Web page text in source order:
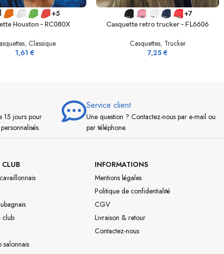
+5
Houston – RC080X
, Classique
1,61€
SELECT OPTIONS +7
Casquette retro trucker – FL6606
Casquettes, Trucker
7,25€
15 jours pour
Service client
Une question ? Contactez-nous par e-mail ou
par téléphone.
club
salonnais
INFORMATIONS
Mentions légales
Politique de confidentialité
CGV
Livraison & retour
Contactez-nous